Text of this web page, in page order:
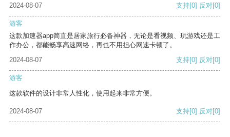
2024-08-07
支持[0] 反对[0]
游客
这款加速器app简直是居家旅行必备神器，无论是看视频、玩游戏还是工
作办公，都能畅享高速网络，再也不用担心网速卡顿了。
2024-08-07
支持[0] 反对[0]
游客
这款软件的设计非常人性化，使用起来非常方便。
2024-08-07 支持[0] 反对[0]